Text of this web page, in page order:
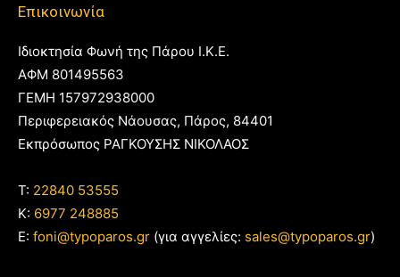
Επικοινωνία
Ιδιοκτησία Φωνή της Πάρου Ι.Κ.Ε.
ΑΦΜ 801495563
ΓΕΜΗ 157972938000
Περιφερειακός Νάουσας, Πάρος, 84401
Εκπρόσωπος ΡΑΓΚΟΥΣΗΣ ΝΙΚΟΛΑΟΣ
T: 22840 53555
Κ: 6977 248885
E: foni@typoparos.gr (για αγγελίες: sales@typoparos.gr)